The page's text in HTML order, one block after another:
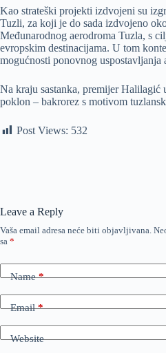
Kao strateški projekti izdvojeni su
Tuzli, za koji je do sada izdvojeno
Međunarodnog aerodroma Tuzla, s
evropskim destinacijama. U tom
mogućnosti ponovnog
Na kraju sastanka, premijer Halilagić
poklon – bakrorez s motivom
Post Views: 532
Leave a Reply
Vaša email adresa neće biti objavljivana.
sa *
Name*
Email*
Website